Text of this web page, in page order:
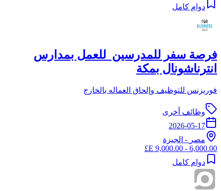
دوام كامل
فرصة سفر للمدرسين للعمل بمدارس
انترناشونال بمكة
فوربزنس للتوظيف وإلحاق العماله بالخارج
وظائف أخرى
2026-05-17
مصر - الجيزة
6,000.00 - 9,000.00 E£
دوام كامل